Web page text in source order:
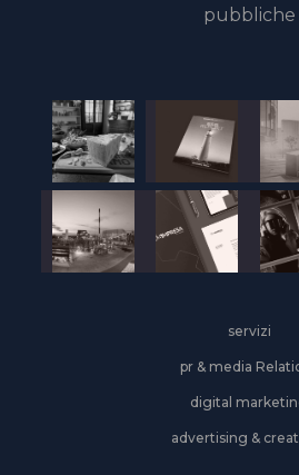
pubbliche
servizi
pr & media
digital
advertising &